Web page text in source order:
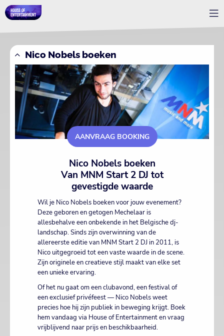
Nico Nobels boeken
AANVRAAG BOOKING
Nico Nobels boeken
Van MNM Start 2 DJ tot
gevestigde waarde
Wil je Nico Nobels boeken voor jouw evenement?
Deze geboren en getogen Mechelaar is
allesbehalve een onbekende in het Belgische dj-
landschap. Sinds zijn overwinning van de
allereerste editie van MNM Start 2 DJ in 2011, is
Nico uitgegroeid tot een vaste waarde in de scene.
Zijn originele en creatieve stijl maakt van elke set
een unieke ervaring.
Of het nu gaat om een clubavond, een festival of
een exclusief privéfeest — Nico Nobels weet
precies hoe hij zijn publiek in beweging krijgt. Boek
hem vandaag via House of Entertainment en vraag
vrijblijvend naar prijs en beschikbaarheid.